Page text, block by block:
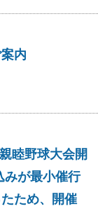
内
睦野球大会開
が最小催行
ため、開催